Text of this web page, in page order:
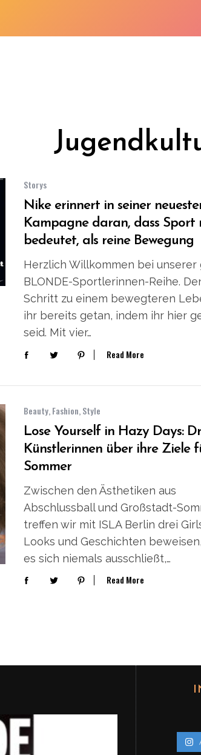
Storys
Nike erinnert in seiner
Kampagne daran, dass Sport
bedeutet, als reine Bewegung
Herzlich Willkommen bei unserer
BLONDE-Sportlerinnen-Reihe.
Schritt zu einem bewegteren
ihr bereits getan, indem ihr hier
seid. Mit vier…
Read More
Beauty,Fashion,Style
Lose Yourself in Hazy Days:
Künstlerinnen über ihre Ziele
Sommer
Zwischen den Ästhetiken aus
Abschlussball und Großstadt-
treffen wir mit ISLA Berlin drei
Looks und Geschichten
es sich niemals ausschließt,…
Read More